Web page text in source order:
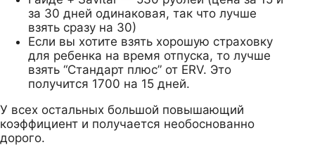
за 30 дней одинаковая, так что лучше
взять сразу на 30)
Если вы хотите взять хорошую страховку
для ребенка на время отпуска, то лучше
взять “Стандарт плюс” от ERV. Это
получится 1700 на 15 дней.
У всех остальных большой повышающий
коэффициент и получается необоснованно
дорого.